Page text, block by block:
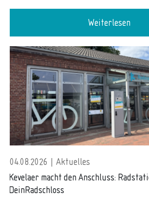
Weiterlesen
04.08.2026 | Aktuelles
Kevelaer macht den Anschluss:
DeinRadschloss